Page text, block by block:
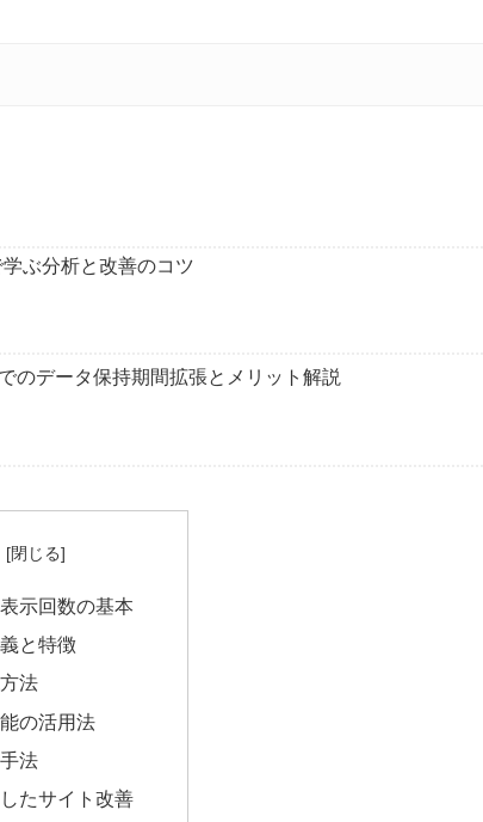
ぶ分析と改善のコツ
のデータ保持期間拡張とメリット解説
示回数の基本
と特徴
法
の活用法
法
たサイト改善